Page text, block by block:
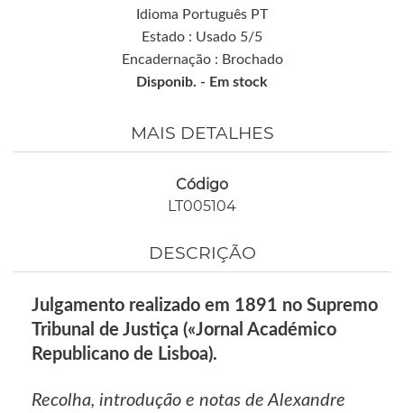
Idioma Português PT
Estado : Usado 5/5
Encadernação : Brochado
Disponib. - Em stock
MAIS DETALHES
Código
LT005104
DESCRIÇÃO
Julgamento realizado em 1891 no Supremo
Tribunal de Justiça («Jornal Académico
Republicano de Lisboa).
Recolha, introdução e notas de Alexandre